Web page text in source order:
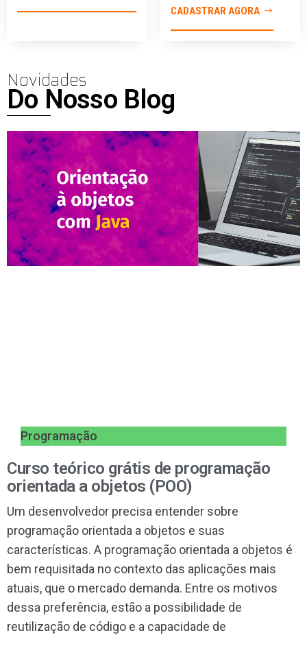
CADASTRAR AGORA
Novidades
Do Nosso Blog
Programação
Curso teórico grátis de programação
orientada a objetos (POO)
Um desenvolvedor precisa entender sobre
programação orientada a objetos e suas
características. A programação orientada a objetos é
bem requisitada no contexto das aplicações mais
atuais, que o mercado demanda. Entre os motivos
dessa preferência, estão a possibilidade de
reutilização de código e a capacidade de